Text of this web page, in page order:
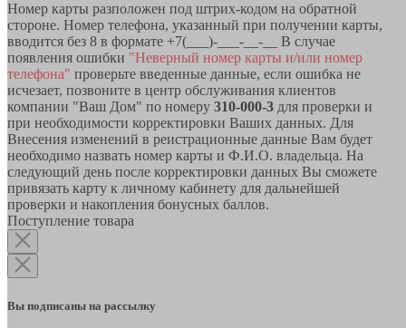
Номер карты разположен под штрих-кодом на обратной
стороне. Номер телефона, указанный при получении карты,
вводится без 8 в формате +7(___)-___-__-__ В случае
появления ошибки "Неверный номер карты и/или номер
телефона" проверьте введенные данные, если ошибка не
исчезает, позвоните в центр обслуживания клиентов
компании "Ваш Дом" по номеру 310-000-3 для проверки и
при необходимости корректировки Ваших данных. Для
Внесения изменений в реистрационные данные Вам будет
необходимо назвать номер карты и Ф.И.О. владельца. На
следующий день после корректировки данных Вы сможете
привязать карту к личному кабинету для дальнейшей
проверки и накопления бонусных баллов.
Поступление товара
Вы подписаны на рассылку